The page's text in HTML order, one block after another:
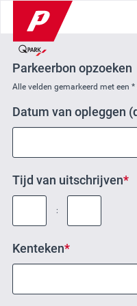
Parkeerbon opzoeken
Alle velden gemarkeerd met een
Datum van opleggen
Tijd van uitschrijven
:
Kenteken